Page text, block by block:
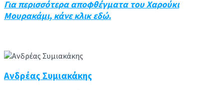
Για περισσότερα αποφθέγματα του Χαρούκι
Μουρακάμι, κάνε κλικ εδώ.
Ανδρέας Συμιακάκης